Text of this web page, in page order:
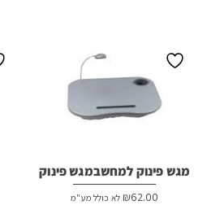
מגש פינוק למחשבמגש פינוק
₪62.00 לא כולל מע"מ